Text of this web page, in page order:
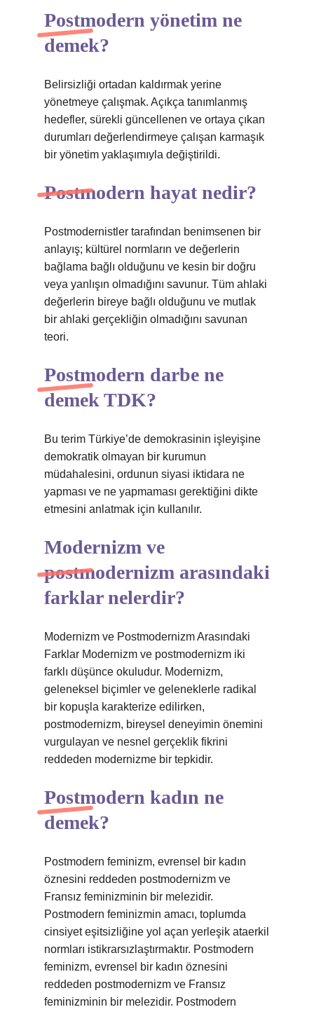
Postmodern yönetim ne
demek?
Belirsizliği ortadan kaldırmak yerine
yönetmeye çalışmak. Açıkça tanımlanmış
hedefler, sürekli güncellenen ve ortaya çıkan
durumları değerlendirmeye çalışan karmaşık
bir yönetim yaklaşımıyla değiştirildi.
Postmodern hayat nedir?
Postmodernistler tarafından benimsenen bir
anlayış; kültürel normların ve değerlerin
bağlama bağlı olduğunu ve kesin bir doğru
veya yanlışın olmadığını savunur. Tüm ahlaki
değerlerin bireye bağlı olduğunu ve mutlak
bir ahlaki gerçekliğin olmadığını savunan
teori.
Postmodern darbe ne
demek TDK?
Bu terim Türkiye’de demokrasinin işleyişine
demokratik olmayan bir kurumun
müdahalesini, ordunun siyasi iktidara ne
yapması ve ne yapmaması gerektiğini dikte
etmesini anlatmak için kullanılır.
Modernizm ve
postmodernizm arasındaki
farklar nelerdir?
Modernizm ve Postmodernizm Arasındaki
Farklar Modernizm ve postmodernizm iki
farklı düşünce okuludur. Modernizm,
geleneksel biçimler ve geleneklerle radikal
bir kopuşla karakterize edilirken,
postmodernizm, bireysel deneyimin önemini
vurgulayan ve nesnel gerçeklik fikrini
reddeden modernizme bir tepkidir.
Postmodern kadın ne
demek?
Postmodern feminizm, evrensel bir kadın
öznesini reddeden postmodernizm ve
Fransız feminizminin bir melezidir.
Postmodern feminizmin amacı, toplumda
cinsiyet eşitsizliğine yol açan yerleşik ataerkil
normları istikrarsızlaştırmaktır. Postmodern
feminizm, evrensel bir kadın öznesini
reddeden postmodernizm ve Fransız
feminizminin bir melezidir. Postmodern